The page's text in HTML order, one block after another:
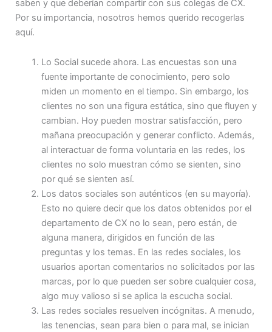
saben y que deberían compartir con sus colegas de CX.
Por su importancia, nosotros hemos querido recogerlas
aquí.
Lo Social sucede ahora. Las encuestas son una
fuente importante de conocimiento, pero solo
miden un momento en el tiempo. Sin embargo, los
clientes no son una figura estática, sino que fluyen y
cambian. Hoy pueden mostrar satisfacción, pero
mañana preocupación y generar conflicto. Además,
al interactuar de forma voluntaria en las redes, los
clientes no solo muestran cómo se sienten, sino
por qué se sienten así.
Los datos sociales son auténticos (en su mayoría).
Esto no quiere decir que los datos obtenidos por el
departamento de CX no lo sean, pero están, de
alguna manera, dirigidos en función de las
preguntas y los temas. En las redes sociales, los
usuarios aportan comentarios no solicitados por las
marcas, por lo que pueden ser sobre cualquier cosa,
algo muy valioso si se aplica la escucha social.
Las redes sociales resuelven incógnitas. A menudo,
las tenencias, sean para bien o para mal, se inician